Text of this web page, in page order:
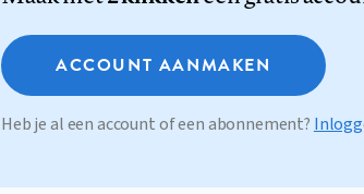
ACCOUNT AANMAKEN
Heb je al een account of een abonnement?